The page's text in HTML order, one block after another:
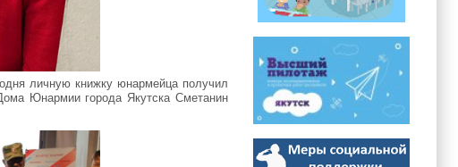
личную книжку юнармейца получил
Юнармии города Якутска Сметанин